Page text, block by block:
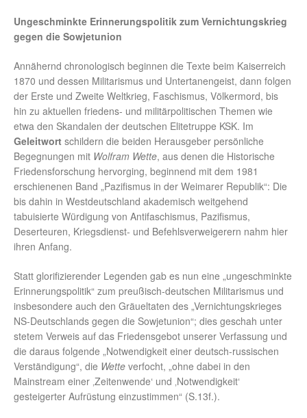
Ungeschminkte Erinnerungspolitik zum Vernichtungskrieg
gegen die Sowjetunion
Annähernd chronologisch beginnen die Texte beim Kaiserreich
1870 und dessen Militarismus und Untertanengeist, dann folgen
der Erste und Zweite Weltkrieg, Faschismus, Völkermord, bis
hin zu aktuellen friedens- und militärpolitischen Themen wie
etwa den Skandalen der deutschen Elitetruppe KSK. Im
Geleitwort schildern die beiden Herausgeber persönliche
Begegnungen mit Wolfram Wette, aus denen die Historische
Friedensforschung hervorging, beginnend mit dem 1981
erschienenen Band „Pazifismus in der Weimarer Republik“: Die
bis dahin in Westdeutschland akademisch weitgehend
tabuisierte Würdigung von Antifaschismus, Pazifismus,
Deserteuren, Kriegsdienst- und Befehlsverweigerern nahm hier
ihren Anfang.
Statt glorifizierender Legenden gab es nun eine „ungeschminkte
Erinnerungspolitik“ zum preußisch-deutschen Militarismus und
insbesondere auch den Gräueltaten des „Vernichtungskrieges
NS-Deutschlands gegen die Sowjetunion“; dies geschah unter
stetem Verweis auf das Friedensgebot unserer Verfassung und
die daraus folgende „Notwendigkeit einer deutsch-russischen
Verständigung“, die Wette verfocht, „ohne dabei in den
Mainstream einer ‚Zeitenwende‘ und ‚Notwendigkeit‘
gesteigerter Aufrüstung einzustimmen“ (S.13f.).